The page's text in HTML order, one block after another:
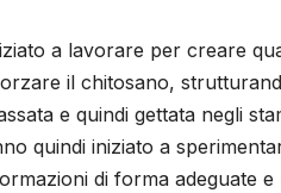
a lavorare per creare
il chitosano,
e quindi gettata negli
quindi iniziato a
di forma adeguate